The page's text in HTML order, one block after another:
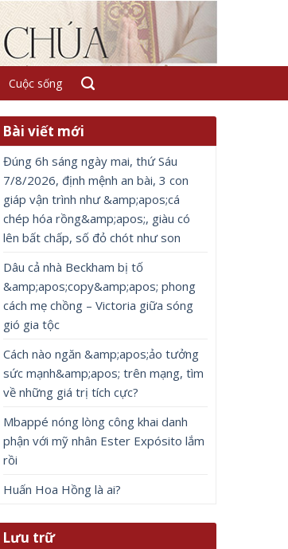
Cuộc sống
Bài viết mới
Đúng 6h sáng ngày mai, thứ Sáu
7/8/2026, định mệnh an bài, 3 con
giáp vận trình như &amp;apos;cá
chép hóa rồng&amp;apos;, giàu có
lên bất chấp, số đỏ chót như son
Dâu cả nhà Beckham bị tố
&amp;apos;copy&amp;apos; phong
cách mẹ chồng – Victoria giữa sóng
gió gia tộc
Cách nào ngăn &amp;apos;ảo tưởng
sức mạnh&amp;apos; trên mạng, tìm
về những giá trị tích cực?
Mbappé nóng lòng công khai danh
phận với mỹ nhân Ester Expósito lắm
rồi
Huấn Hoa Hồng là ai?
Lưu trữ